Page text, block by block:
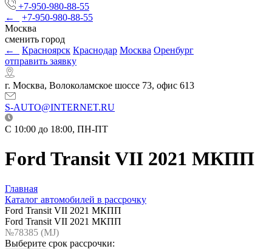
+7-950-980-88-55
←
+7-950-980-88-55
Москва
сменить город
←
Красноярск Краснодар Москва Оренбург
отправить заявку
г. Москва, Волоколамское шоссе 73, офис 613
S-AUTO@INTERNET.RU
C 10:00 до 18:00, ПН-ПТ
Ford Transit VII 2021 МКПП
Главная
Каталог автомобилей в рассрочку
Ford Transit VII 2021 МКПП
Ford Transit VII 2021 МКПП
№78385 (МJ)
Выберите срок рассрочки: